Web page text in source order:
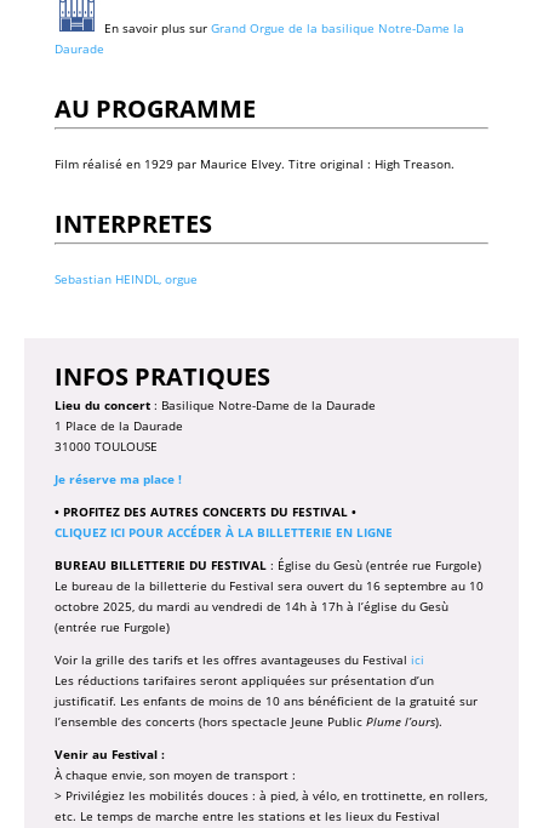
En savoir plus sur Grand Orgue de la basilique Notre-Dame la
Daurade
AU PROGRAMME
Film réalisé en 1929 par Maurice Elvey. Titre original : High Treason.
INTERPRETES
Sebastian HEINDL, orgue
INFOS PRATIQUES
Lieu du concert: Basilique Notre-Dame de la Daurade
1 Place de la Daurade
31000 TOULOUSE
Je réserve ma place !
• PROFITEZ DES AUTRES CONCERTS DU FESTIVAL •
CLIQUEZ ICI POUR ACCÉDER À LA BILLETTERIE EN LIGNE
BUREAU BILLETTERIE DU FESTIVAL : Église du Gesù (entrée rue Furgole)
Le bureau de la billetterie du Festival sera ouvert du 16 septembre au 10
octobre 2025, du mardi au vendredi de 14h à 17h à l’église du Gesù
(entrée rue Furgole)
Voir la grille des tarifs et les offres avantageuses du Festival ici
Les réductions tarifaires seront appliquées sur présentation d’un
justificatif. Les enfants de moins de 10 ans bénéficient de la gratuité sur
l’ensemble des concerts (hors spectacle Jeune Public Plume l’ours).
Venir au Festival :
À chaque envie, son moyen de transport :
> Privilégiez les mobilités douces : à pied, à vélo, en trottinette, en rollers,
etc. Le temps de marche entre les stations et les lieux du Festival